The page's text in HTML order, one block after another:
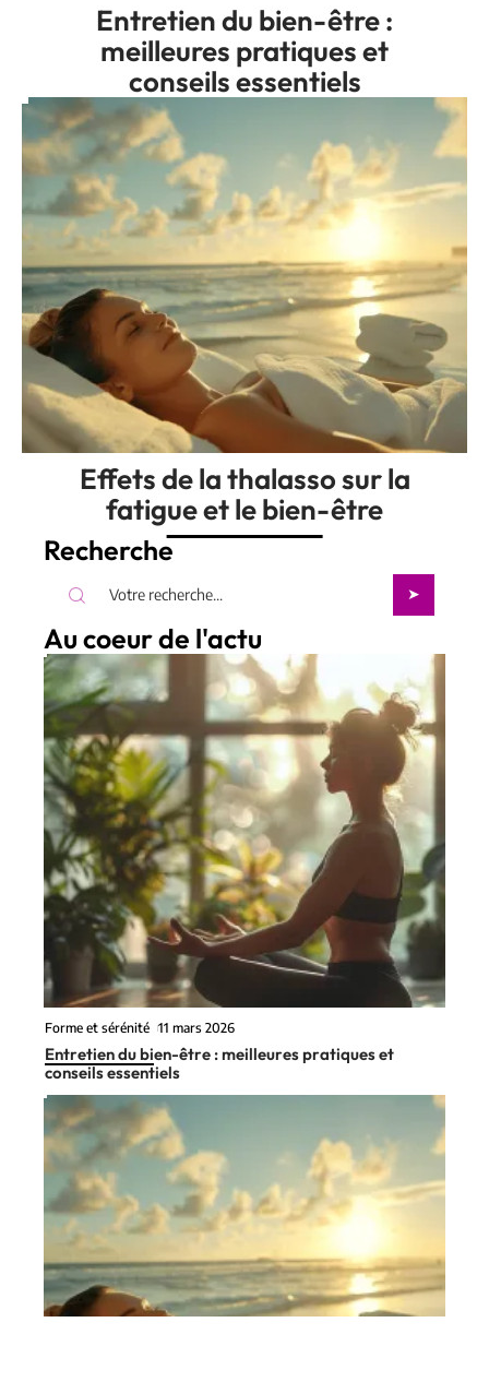
Entretien du bien-être :
meilleures pratiques et
conseils essentiels
Effets de la thalasso sur la
fatigue et le bien-être
Recherche
Au coeur de l'actu
Forme et sérénité 11 mars 2026
Entretien du bien-être : meilleures pratiques et
conseils essentiels